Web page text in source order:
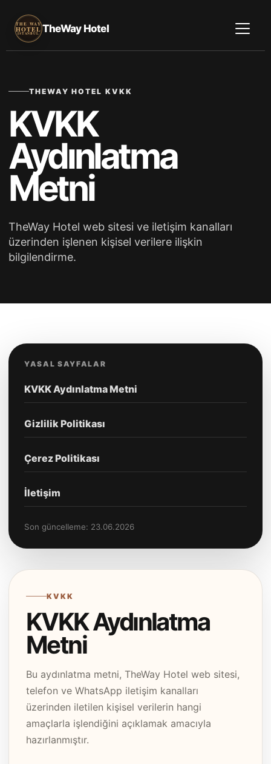
THE WAY
HOTEL
ISTANBUL TheWay Hotel
THEWAY HOTEL KVKK
KVKK
Aydınlatma
Metni
TheWay Hotel web sitesi ve iletişim kanalları
üzerinden işlenen kişisel verilere ilişkin
bilgilendirme.
YASAL SAYFALAR
KVKK Aydınlatma Metni
Gizlilik Politikası
Çerez Politikası
İletişim
Son güncelleme: 23.06.2026
KVKK
KVKK Aydınlatma
Metni
Bu aydınlatma metni, TheWay Hotel web sitesi,
telefon ve WhatsApp iletişim kanalları
üzerinden iletilen kişisel verilerin hangi
amaçlarla işlendiğini açıklamak amacıyla
hazırlanmıştır.